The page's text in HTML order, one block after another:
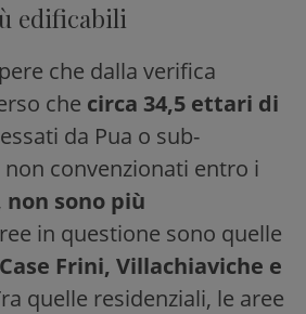
edificabili
che dalla verifica
che circa 34,5 ettari di
da Pua o sub-
convenzionati entro i
non sono più
in questione sono quelle
Case Frini, Villachiaviche e
quelle residenziali, le aree